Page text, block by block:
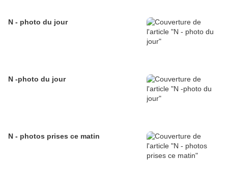
N - photo du jour
N -photo du jour
N - photos prises ce matin